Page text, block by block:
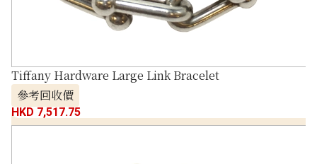
Tiffany Hardware Large Link Bracelet
參考回收價
HKD 7,517.75